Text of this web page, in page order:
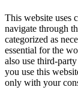
This website uses
navigate through
categorized as
essential for the
also use third-
you use this
only with your